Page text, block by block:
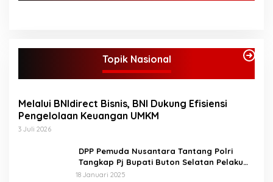
Bungo Tahun 2025 ini.
Bupati Bungo H Dedy Putra
mengatakan STQ
adalah sebagai sarana
untuk melakukan
perlombaan kepada anak-
menang akan mengikuti
perlombaan di tingkat
Topik Nasional
Melalui BNIdirect Bisnis, BNI Dukung Efisiensi
Pengelolaan Keuangan UMKM
3 Juli 2026
DPP Pemuda Nusantara Tantang Polri
Tangkap Pj Bupati Buton Selatan Pelaku
Penganiaya Aktvis HMI
18 Januari 2025